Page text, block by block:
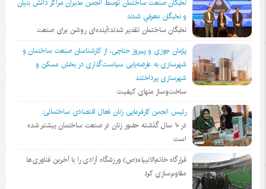
نخبگان صنعت ساختمان توسط انجمن مديران مراكز دانش بنيان
و نخبگان معرفي شدند
نخبگان ساختمان تقدیر شدند؛آینده‌ای روشن برای صنعت
پژمان جوزی و پیروز حناچی، از کارشناسان صنعت ساختمان و
شهرسازی به عارضه‌یابی سیاست‌گذاری در بخش مسکن و
شهرسازی پرداختند
ساخت‌وساز منهای کیفیت
رئیس انجمن کارفرمایی زنان فعال اقتصادی ساختمانی:
در ١٠ سال گذشته حضور زنان در صنعت ساختمان بیشتر شده
است
قرارگاه خاتم‌الانبیاء(ص) ورزشگاه آزادی را با آخرین فناوری‌ها
مقاوم‌سازی کرد